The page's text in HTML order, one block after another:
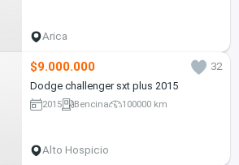
Arica
$9.000.000
32
Dodge challenger sxt plus 2015
2015 Bencina 100000 km
Alto Hospicio